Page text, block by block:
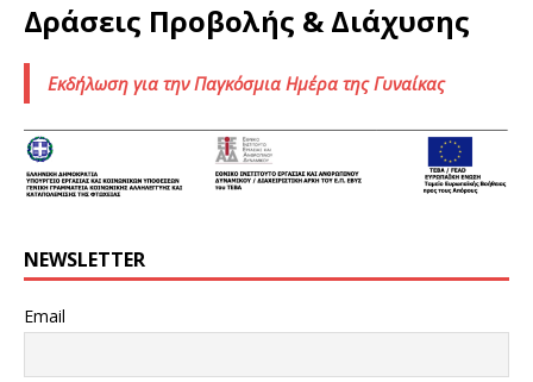
Δράσεις Προβολής & Διάχυσης
Εκδήλωση για την Παγκόσμια Ημέρα της Γυναίκας
NEWSLETTER
Email